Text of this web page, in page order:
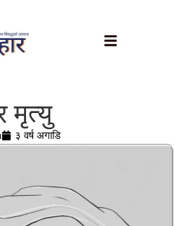
मृत्यु
३ वर्ष अगाडि